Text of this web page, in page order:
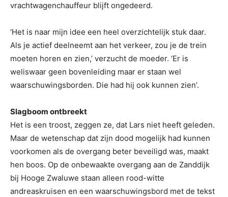
vrachtwagenchauffeur blijft ongedeerd.
‘Het is naar mijn idee een heel overzichtelijk stuk daar.
Als je actief deelneemt aan het verkeer, zou je de trein
moeten horen en zien,’ verzucht de moeder. ‘Er is
weliswaar geen bovenleiding maar er staan wel
waarschuwingsborden. Die had hij ook kunnen zien’.
Slagboom ontbreekt
Het is een troost, zeggen ze, dat Lars niet heeft geleden.
Maar de wetenschap dat zijn dood mogelijk had kunnen
voorkomen als de overgang beter beveiligd was, maakt
hen boos. Op de onbewaakte overgang aan de Zanddijk
bij Hooge Zwaluwe staan alleen rood-witte
andreaskruisen en een waarschuwingsbord met de tekst